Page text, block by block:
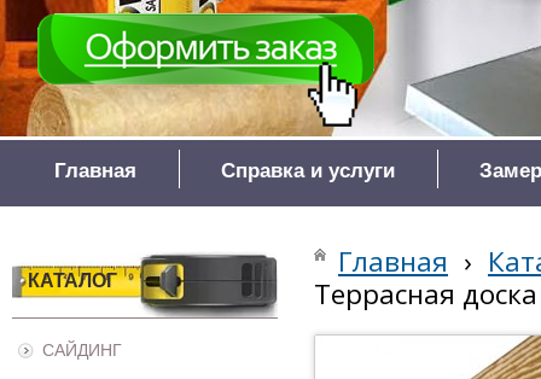
Главная Справка и услуги
КАТАЛОГ
САЙДИНГ
Главная ›
Террасная